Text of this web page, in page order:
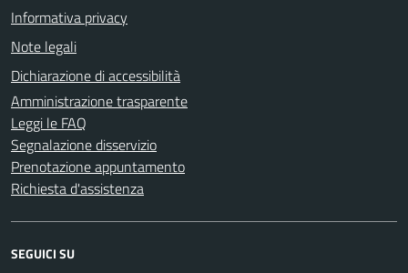
Informativa privacy
Note legali
Dichiarazione di accessibilità
Amministrazione trasparente
Leggi le FAQ
Segnalazione disservizio
Prenotazione appuntamento
Richiesta d'assistenza
SEGUICI SU